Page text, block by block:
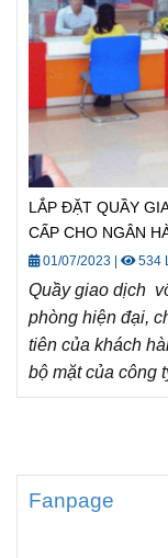
LẮP ĐẶT QUẦY
CẤP CHO NGÂN
01/07/2023 | 534
Quầy giao dịch
phòng hiện đại,
tiên của khách
bộ mặt của công
Fanpage